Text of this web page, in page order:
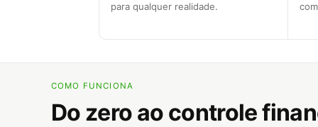
para qualquer realidade.
COMO FUNCIONA
Do zero ao controle